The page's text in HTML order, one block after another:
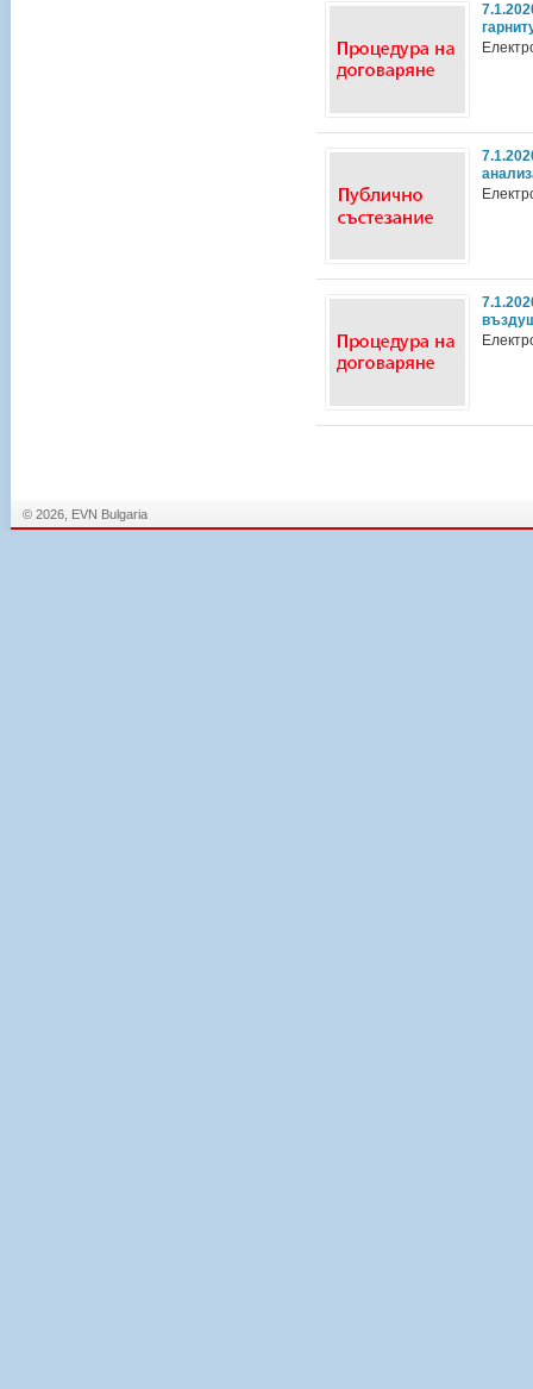
© 2026, EVN Bulgaria